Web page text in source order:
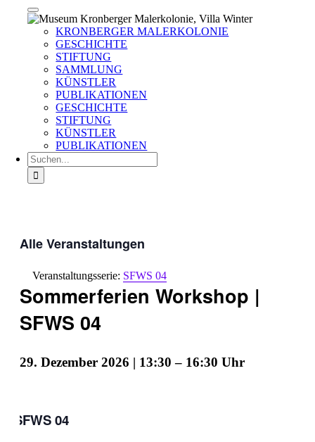
KRONBERGER MALERKOLONIE
GESCHICHTE
STIFTUNG
SAMMLUNG
KÜNSTLER
PUBLIKATIONEN
GESCHICHTE
STIFTUNG
KÜNSTLER
PUBLIKATIONEN
Suche
nach:
Alle Veranstaltungen
Veranstaltungsserie: SFWS 04
Sommerferien Workshop |
SFWS 04
29. Dezember 2026 | 13:30 – 16:30
SFWS 04